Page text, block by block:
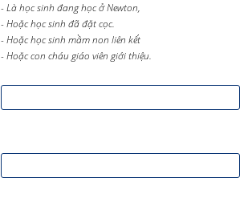
- Là học sinh đang học ở Newton,
- Hoặc học sinh đã đặt cọc.
- Hoặc học sinh mầm non liên kết
- Hoặc con cháu giáo viên giới thiệu.